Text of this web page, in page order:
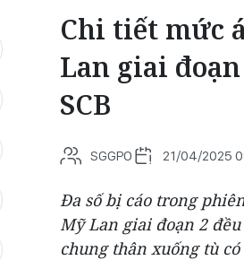
Chi tiết mức
Lan giai
SCB
SGGPO 21/04/2025
Đa số bị cáo trong
Mỹ Lan giai đoạn 2
chung thân xuống tù